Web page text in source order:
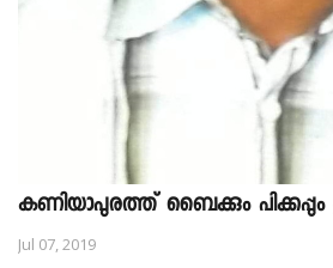
കണിയാപുരത്ത് ബൈക്കും പിക്കപ്പും
Jul 07, 2019